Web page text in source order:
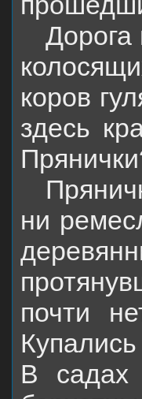
коров
здесь
ни
почти
В садах